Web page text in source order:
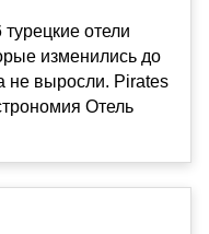
отели
изменились до
не выросли. Pirates
Отель